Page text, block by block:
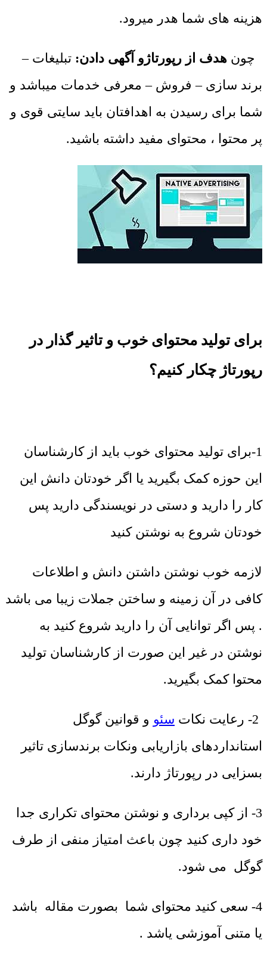
هزینه های شما هدر میرود.
چون هدف از رپورتاژو آگهی دادن: تبلیغات –
برند سازی – فروش – معرفی خدمات میباشد و
شما برای رسیدن به اهدافتان باید سایتی قوی و
پر محتوا ، محتوای مفید داشته باشید.
برای تولید محتوای خوب و تاثیر گذار در
رپورتاژ چکار کنیم؟
1-برای تولید محتوای خوب باید از کارشناسان
این حوزه کمک بگیرید یا اگر خودتان دانش این
کار را دارید و دستی در نویسندگی دارید پس
خودتان شروع به نوشتن کنید
لازمه خوب نوشتن داشتن دانش و اطلاعات
کافی در آن زمینه و ساختن جملات زیبا می باشد
. پس اگر توانایی آن را دارید شروع کنید به
نوشتن در غیر این صورت از کارشناسان تولید
محتوا کمک بگیرید.
سئو و قوانین گوگل
استانداردهای بازاریابی ونکات برندسازی تاثیر
بسزایی در رپورتاژ دارند.
3- از کپی برداری و نوشتن محتوای تکراری جدا
خود داری کنید چون باعث امتیاز منفی از طرف
گوگل می شود.
4- سعی کنید محتوای شما بصورت مقاله باشد
یا متنی آموزشی یاشد .